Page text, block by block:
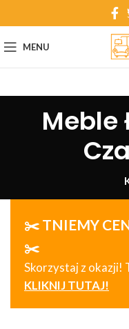
MENU
Meble
✂️ TNIEMY
✂️
Skorzystaj z okazji!
KLIKNIJ TUTAJ!